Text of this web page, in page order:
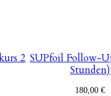
2 SUPfoil Follow-
Stunden)
180,00€